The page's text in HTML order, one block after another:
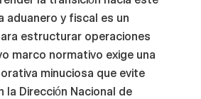
aduanero y fiscal es un
estructurar operaciones
marco normativo exige una
minuciosa que evite
la Dirección Nacional de